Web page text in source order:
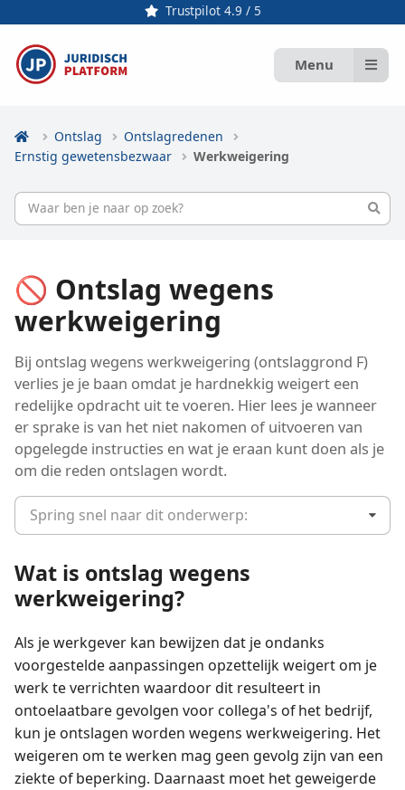
Trustpilot 4.9 / 5
Menu
Ontslag
Ontslagredenen
Ernstig gewetensbezwaar
Werkweigering
🚫 Ontslag wegens
werkweigering
Bij ontslag wegens werkweigering (ontslaggrond F)
verlies je je baan omdat je hardnekkig weigert een
redelijke opdracht uit te voeren. Hier lees je wanneer
er sprake is van het niet nakomen of uitvoeren van
opgelegde instructies en wat je eraan kunt doen als je
om die reden ontslagen wordt.
Spring snel naar dit onderwerp:
Wat is ontslag wegens
werkweigering?
Als je werkgever kan bewijzen dat je ondanks
voorgestelde aanpassingen opzettelijk weigert om je
werk te verrichten waardoor dit resulteert in
ontoelaatbare gevolgen voor collega's of het bedrijf,
kun je ontslagen worden wegens werkweigering. Het
weigeren om te werken mag geen gevolg zijn van een
ziekte of beperking. Daarnaast moet het geweigerde